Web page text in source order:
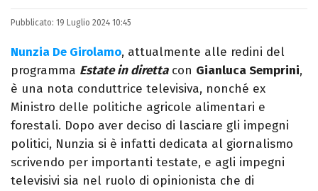
LINKEDIN
INSTAGRAM FACEBOOK SITO
Scrittrice, copywriter, editor e pubblicista
mantovana, laureata in Lettere, Cinema e
Tv. Ha due libri all’attivo e ama la scrittura
alla follia.
Pubblicato: 19 Luglio 2024 10:45
Nunzia De Girolamo, attualmente alle redini del
programma Estate in direttacon Gianluca Semprini,
è una nota conduttrice televisiva, nonché ex
Ministro delle politiche agricole alimentari e
forestali. Dopo aver deciso di lasciare gli impegni
politici, Nunzia si è infatti dedicata al giornalismo
scrivendo per importanti testate, e agli impegni
televisivi sia nel ruolo di opinionista che di